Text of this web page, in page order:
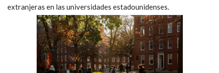
extranjeras en las universidades estadounidenses.